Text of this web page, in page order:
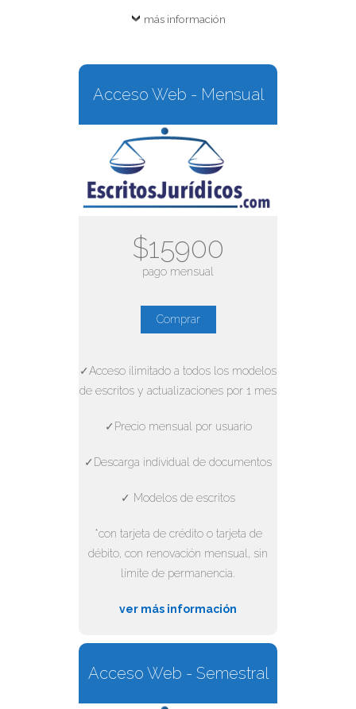
más información
Acceso Web - Mensual
$15900
pago mensual
Comprar
✓Acceso ilimitado a todos los modelos
de escritos y actualizaciones por 1 mes
✓Precio mensual por usuario
✓Descarga individual de documentos
✓ Modelos de escritos
*con tarjeta de crédito o tarjeta de
débito, con renovación mensual, sin
límite de permanencia.
ver más información
Acceso Web - Semestral